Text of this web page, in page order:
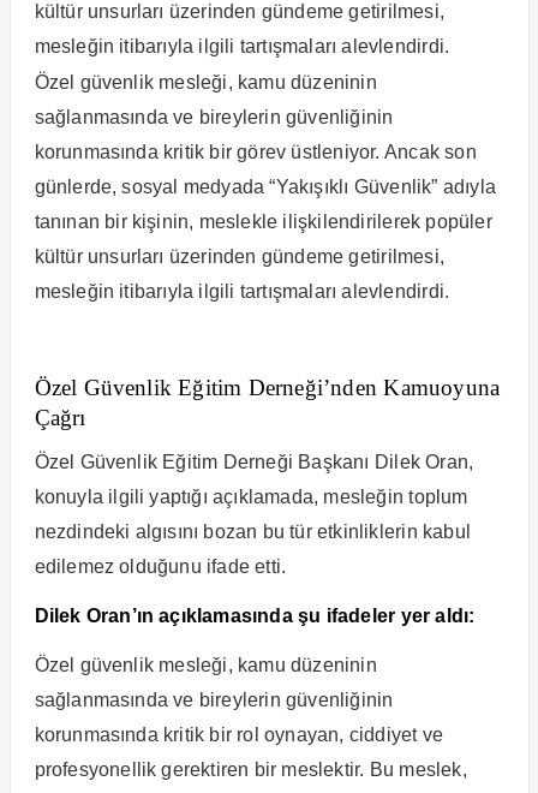
kültür unsurları üzerinden gündeme getirilmesi,
mesleğin itibarıyla ilgili tartışmaları alevlendirdi.
Özel güvenlik mesleği, kamu düzeninin
sağlanmasında ve bireylerin güvenliğinin
korunmasında kritik bir görev üstleniyor. Ancak son
günlerde, sosyal medyada “Yakışıklı Güvenlik” adıyla
tanınan bir kişinin, meslekle ilişkilendirilerek popüler
kültür unsurları üzerinden gündeme getirilmesi,
mesleğin itibarıyla ilgili tartışmaları alevlendirdi.
Özel Güvenlik Eğitim Derneği’nden Kamuoyuna
Çağrı
Özel Güvenlik Eğitim Derneği Başkanı Dilek Oran,
konuyla ilgili yaptığı açıklamada, mesleğin toplum
nezdindeki algısını bozan bu tür etkinliklerin kabul
edilemez olduğunu ifade etti.
Dilek Oran’ın açıklamasında şu ifadeler yer aldı:
Özel güvenlik mesleği, kamu düzeninin
sağlanmasında ve bireylerin güvenliğinin
korunmasında kritik bir rol oynayan, ciddiyet ve
profesyonellik gerektiren bir meslektir. Bu meslek,